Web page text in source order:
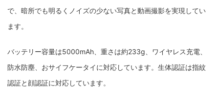
で、暗所でも明るくノイズの少ない写真と動画撮影を実現してい
ます。
バッテリー容量は5000mAh、重さは約233g、ワイヤレス充電、
防水防塵、おサイフケータイに対応しています。生体認証は指紋
認証と顔認証に対応しています。